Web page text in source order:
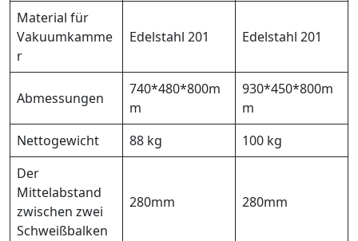
Material für
Vakuumkamme
r
Edelstahl 201 Edelstahl 201
Abmessungen
740*480*800m
m
930*450*800m
m
Nettogewicht
88 kg
100 kg
Der
Mittelabstand
zwischen zwei
Schweißbalken
280mm 280mm